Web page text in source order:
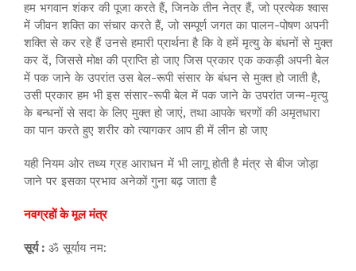
हम भगवान शंकर की पूजा करते हैं, जिनके तीन नेत्र हैं, जो प्रत्येक श्वास
में जीवन शक्ति का संचार करते हैं, जो सम्पूर्ण जगत का पालन-पोषण अपनी
शक्ति से कर रहे हैं उनसे हमारी प्रार्थना है कि वे हमें मृत्यु के बंधनों से मुक्त
कर दें, जिससे मोक्ष की प्राप्ति हो जाए जिस प्रकार एक ककड़ी अपनी बेल
में पक जाने के उपरांत उस बेल-रूपी संसार के बंधन से मुक्त हो जाती है,
उसी प्रकार हम भी इस संसार-रूपी बेल में पक जाने के उपरांत जन्म-मृत्यु
के बन्धनों से सदा के लिए मुक्त हो जाएं, तथा आपके चरणों की अमृतधारा
का पान करते हुए शरीर को त्यागकर आप ही में लीन हो जाए
यही नियम ओर तथ्य ग्रह आराधन में भी लागू होती है मंत्र से बीज जोड़ा
जाने पर इसका प्रभाव अनेकों गुना बढ़ जाता है
नवग्रहों के मूल मंत्र
सूर्य : ॐ सूर्याय नम: